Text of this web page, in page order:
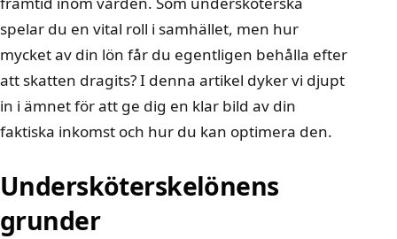
spelar du en vital roll i samhället, men hur
mycket av din lön får du egentligen behålla efter
att skatten dragits? I denna artikel dyker vi djupt
in i ämnet för att ge dig en klar bild av din
faktiska inkomst och hur du kan optimera den.
Undersköterskelönens
grunder